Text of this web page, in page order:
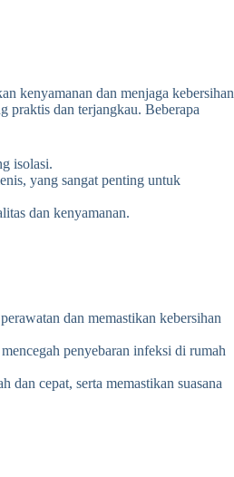
kenyamanan dan menjaga kebersihan
praktis dan terjangkau. Beberapa
isolasi.
yang sangat penting untuk
dan kenyamanan.
dan memastikan kebersihan
penyebaran infeksi di rumah
cepat, serta memastikan suasana